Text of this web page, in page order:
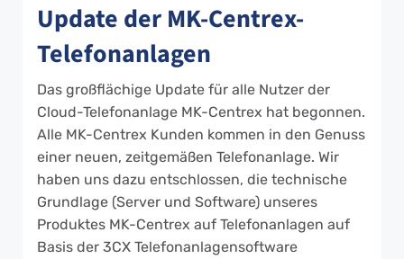
Update der MK-Centrex-
Telefonanlagen
Das großflächige Update für alle Nutzer der
Cloud-Telefonanlage MK-Centrex hat begonnen.
Alle MK-Centrex Kunden kommen in den Genuss
einer neuen, zeitgemäßen Telefonanlage. Wir
haben uns dazu entschlossen, die technische
Grundlage (Server und Software) unseres
Produktes MK-Centrex auf Telefonanlagen auf
Basis der 3CX Telefonanlagensoftware